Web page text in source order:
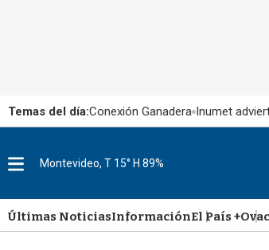
Temas del día:Conexión Ganadera Inumet
u
Montevideo, T 15° H 89%
Últimas NoticiasInformaciónEl País +